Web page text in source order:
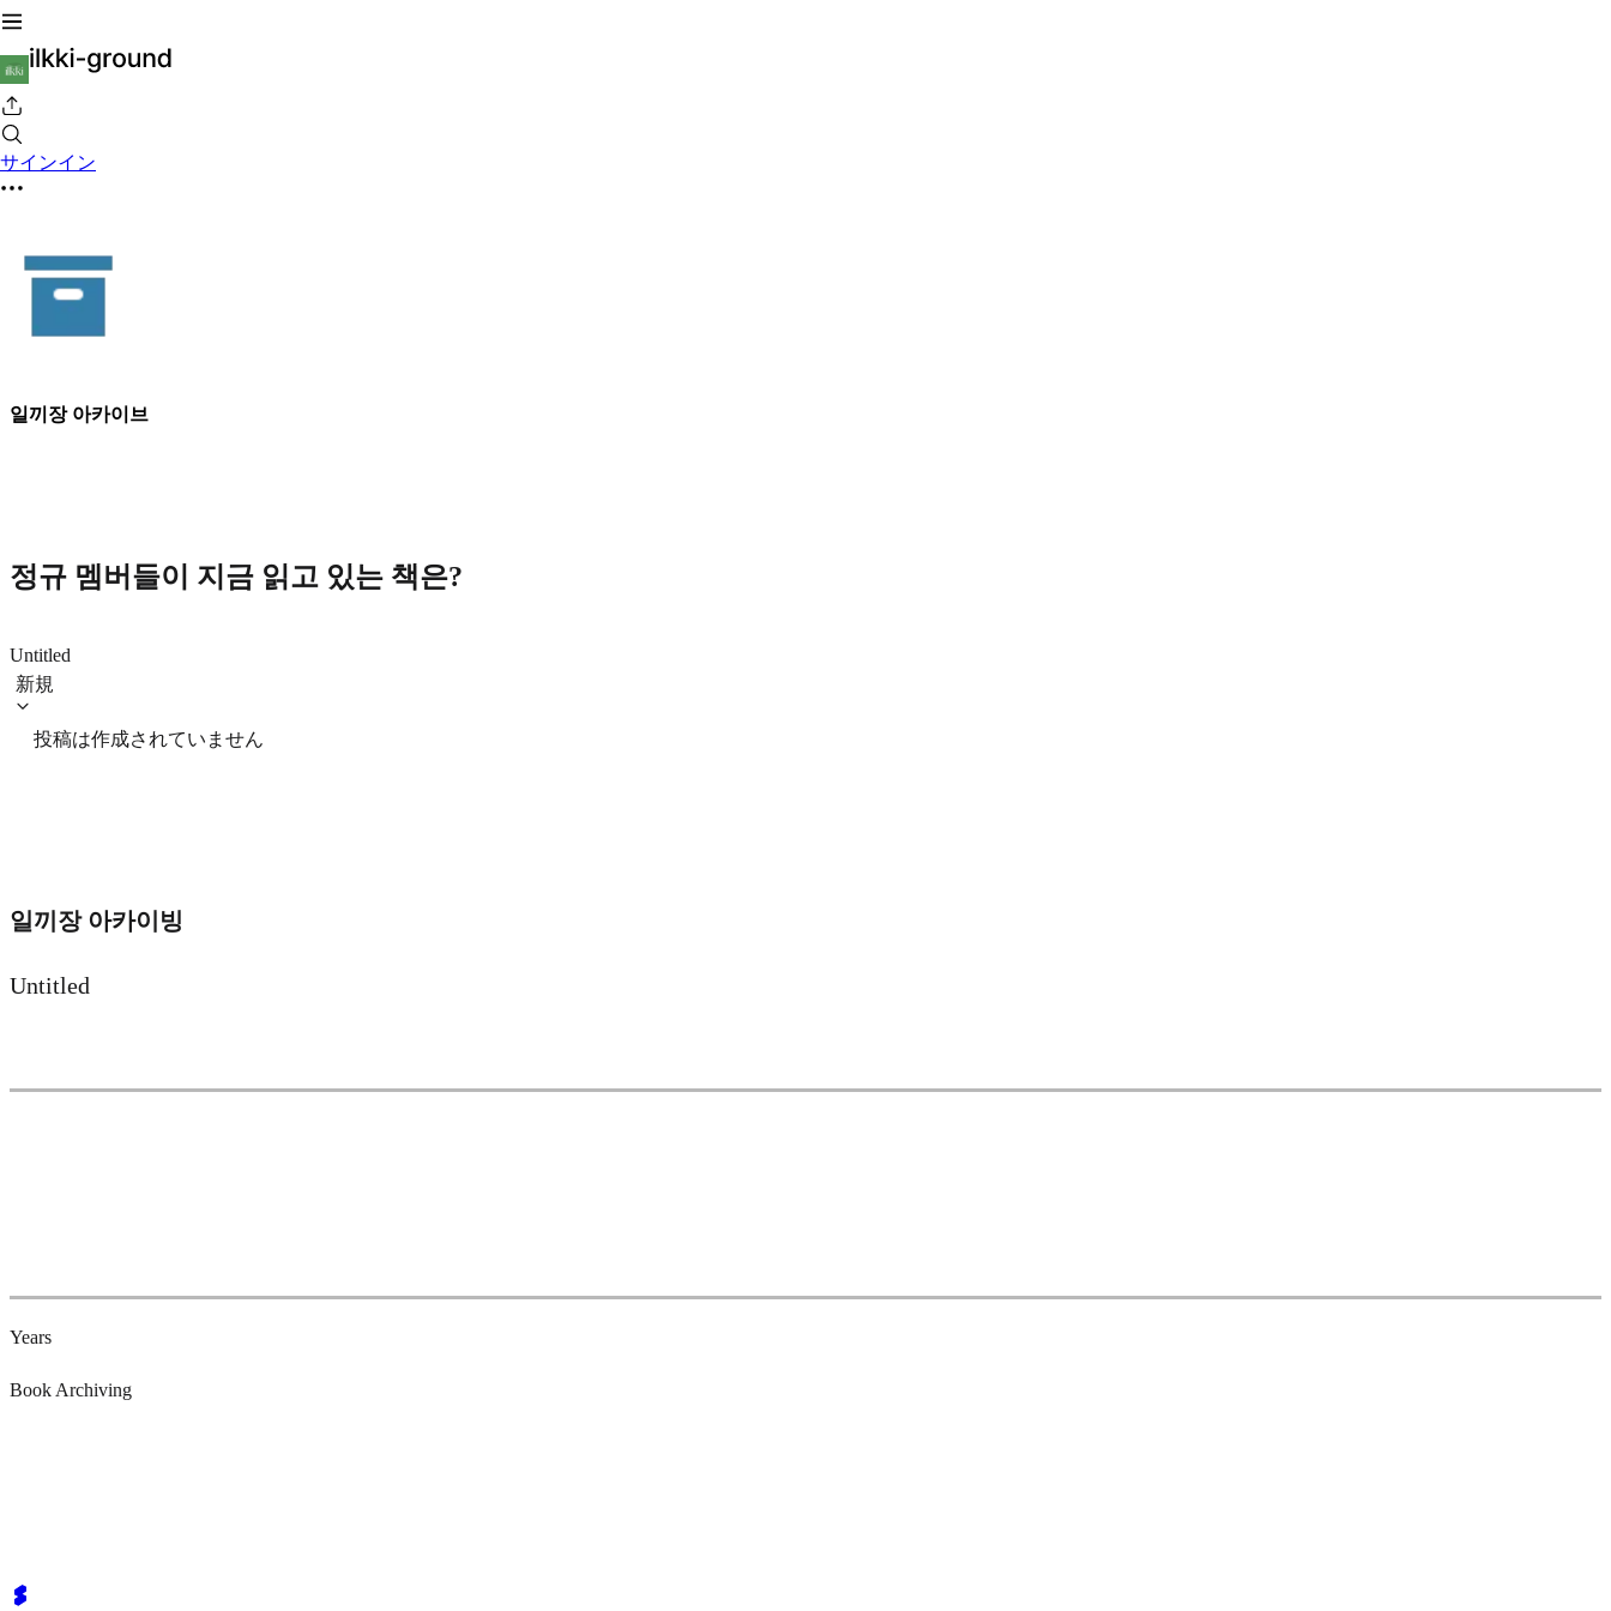
サインイン
일끼장 아카이브
정규 멤버들이 지금 읽고 있는 책은?
Untitled
新規
投稿は作成されていません
일끼장 아카이빙
Untitled
Years
Book Archiving